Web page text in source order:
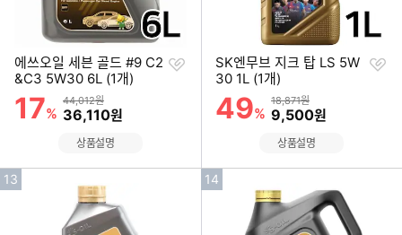
에쓰오일 세븐 골드 #9 C2
&C3 5W30 6L (1개)
할인률
17%
상품금액
44,012원
할인금액
36,110원
찜
상품설명
SK엔무브 지크 탑 LS 5W
30 1L (1개)
할인률
49%
상품금액
18,871원
할인금액
9,500원
찜
상품설명
인
13
인
14